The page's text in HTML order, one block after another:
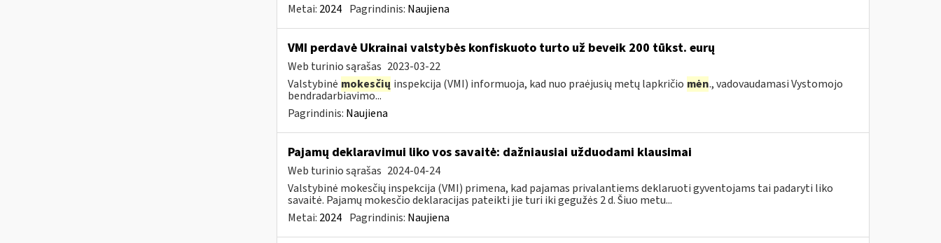
Metai: 2024 Pagrindinis: Naujiena
VMI perdavė Ukrainai valstybės konfiskuoto turto už beveik 200 tūkst. eurų
Web turinio sąrašas 2023-03-22
Valstybinė mokesčių inspekcija (VMI) informuoja, kad nuo praėjusių metų lapkričio mėn., vadovaudamasi Vystomojo
bendradarbiavimo...
Pagrindinis: Naujiena
Pajamų deklaravimui liko vos savaitė: dažniausiai užduodami klausimai
Web turinio sąrašas 2024-04-24
Valstybinė mokesčių inspekcija (VMI) primena, kad pajamas privalantiems deklaruoti gyventojams tai padaryti liko
savaitė. Pajamų mokesčio deklaracijas pateikti jie turi iki gegužės 2 d. Šiuo metu...
Metai: 2024 Pagrindinis: Naujiena